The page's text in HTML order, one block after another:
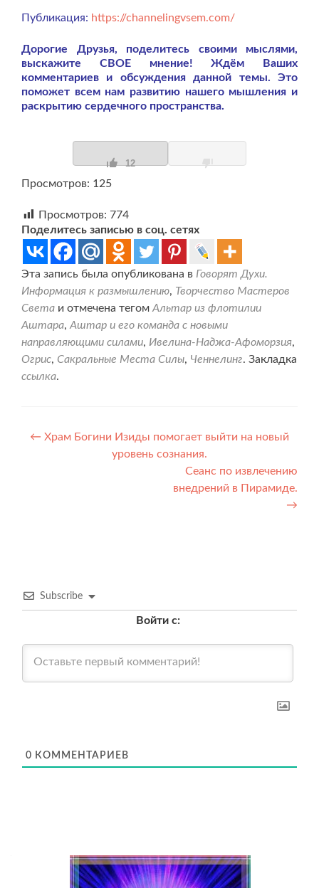
Публикация: https://channelingvsem.com/
Дорогие Друзья, поделитесь своими мыслями,
выскажите СВОЕ мнение! Ждём Ваших
комментариев и обсуждения данной темы. Это
поможет всем нам развитию нашего мышления и
раскрытию сердечного пространства.
12
Просмотров: 125
Просмотров: 774
Поделитесь записью в соц. сетях
Эта запись была опубликована в Говорят Духи.
Информация к размышлению, Творчество Мастеров
Света и отмечена тегом Альтар из флотилии
Аштара, Аштар и его команда с новыми
направляющими силами, Ивелина-Наджа-Афоморзия,
Огрис, Сакральные Места Силы, Ченнелинг. Закладка
ссылка.
Навигация
← Храм Богини Изиды помогает выйти на новый
уровень сознания.
Сеанс по извлечению
внедрений в Пирамиде.
→
Subscribe
Войти с:
0 КОММЕНТАРИЕВ